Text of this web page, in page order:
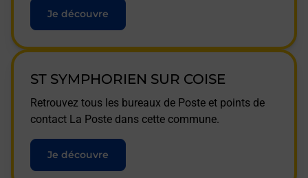
Je découvre
ST SYMPHORIEN SUR COISE
Retrouvez tous les bureaux de Poste et points de
contact La Poste dans cette commune.
Je découvre